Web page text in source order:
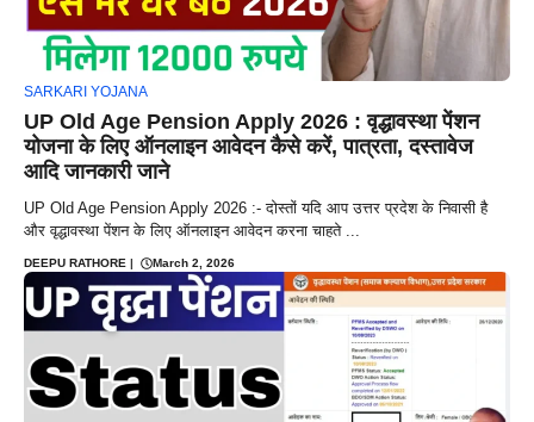
SARKARI YOJANA
UP Old Age Pension Apply 2026 : वृद्धावस्था पेंशन
योजना के लिए ऑनलाइन आवेदन कैसे करें, पात्रता, दस्तावेज
आदि जानकारी जाने
UP Old Age Pension Apply 2026 :- दोस्तों यदि आप उत्तर प्रदेश के निवासी है
और वृद्धावस्था पेंशन के लिए ऑनलाइन आवेदन करना चाहते ...
DEEPU RATHORE | March 2, 2026